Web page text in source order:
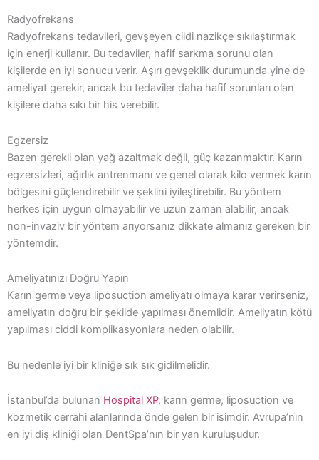
Radyofrekans
Radyofrekans tedavileri, gevşeyen cildi nazikçe sıkılaştırmak
için enerji kullanır. Bu tedaviler, hafif sarkma sorunu olan
kişilerde en iyi sonucu verir. Aşırı gevşeklik durumunda yine de
ameliyat gerekir, ancak bu tedaviler daha hafif sorunları olan
kişilere daha sıkı bir his verebilir.
Egzersiz
Bazen gerekli olan yağ azaltmak değil, güç kazanmaktır. Karın
egzersizleri, ağırlık antrenmanı ve genel olarak kilo vermek karın
bölgesini güçlendirebilir ve şeklini iyileştirebilir. Bu yöntem
herkes için uygun olmayabilir ve uzun zaman alabilir, ancak
non-invaziv bir yöntem arıyorsanız dikkate almanız gereken bir
yöntemdir.
Ameliyatınızı Doğru Yapın
Karın germe veya liposuction ameliyatı olmaya karar verirseniz,
ameliyatın doğru bir şekilde yapılması önemlidir. Ameliyatın kötü
yapılması ciddi komplikasyonlara neden olabilir.
Bu nedenle iyi bir kliniğe sık sık gidilmelidir.
İstanbul’da bulunan Hospital XP, karın germe, liposuction ve
kozmetik cerrahi alanlarında önde gelen bir isimdir. Avrupa’nın
en iyi diş kliniği olan DentSpa’nın bir yan kuruluşudur.